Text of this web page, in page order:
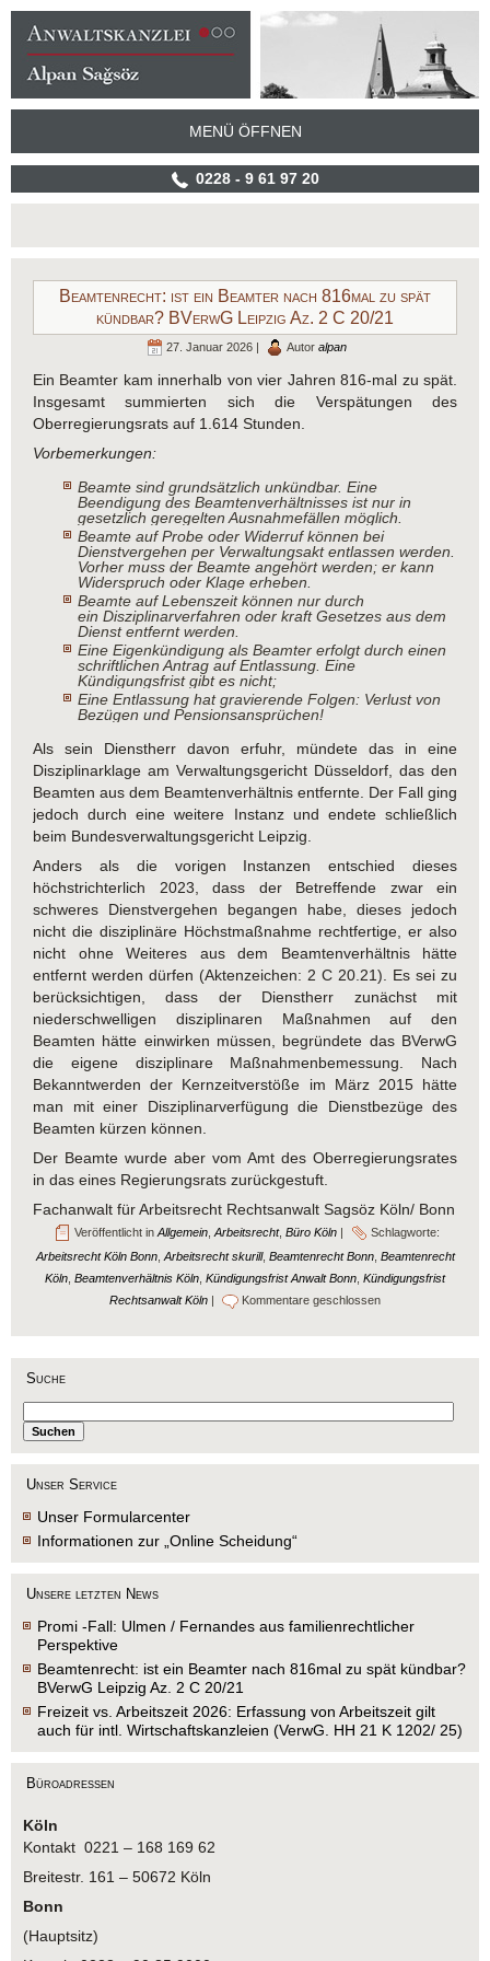
MENÜ ÖFFNEN
0228 - 9 61 97 20
Suche
Unser Service
Unser Formularcenter
Informationen zur „Online Scheidung“
Unsere letzten News
Promi -Fall: Ulmen / Fernandes aus familienrechtlicher
Perspektive
Beamtenrecht: ist ein Beamter nach 816mal zu spät kündbar?
BVerwG Leipzig Az. 2 C 20/21
Freizeit vs. Arbeitszeit 2026: Erfassung von Arbeitszeit gilt
auch für intl. Wirtschaftskanzleien (VerwG. HH 21 K 1202/ 25)
Büroadressen
Köln
Kontakt 0221 – 168 169 62
Breitestr. 161 – 50672 Köln
Bonn
(Hauptsitz)
Beamtenrecht: ist ein Beamter nach 816mal zu spät
kündbar? BVerwG Leipzig Az. 2 C 20/21
27. Januar 2026 | Autor alpan
Ein Beamter kam innerhalb von vier Jahren 816-mal zu spät.
Insgesamt summierten sich die Verspätungen des
Oberregierungsrats auf 1.614 Stunden.
Vorbemerkungen:
Beamte sind grundsätzlich unkündbar. Eine
Beendigung des Beamtenverhältnisses ist nur in
gesetzlich geregelten Ausnahmefällen möglich.
Beamte auf Probe oder Widerruf können bei
Dienstvergehen per Verwaltungsakt entlassen werden.
Vorher muss der Beamte angehört werden; er kann
Widerspruch oder Klage erheben.
Beamte auf Lebenszeit können nur durch
ein Disziplinarverfahren oder kraft Gesetzes aus dem
Dienst entfernt werden.
Eine Eigenkündigung als Beamter erfolgt durch einen
schriftlichen Antrag auf Entlassung. Eine
Kündigungsfrist gibt es nicht;
Eine Entlassung hat gravierende Folgen: Verlust von
Bezügen und Pensionsansprüchen!
Als sein Dienstherr davon erfuhr, mündete das in eine
Disziplinarklage am Verwaltungsgericht Düsseldorf, das den
Beamten aus dem Beamtenverhältnis entfernte. Der Fall ging
jedoch durch eine weitere Instanz und endete schließlich
beim Bundesverwaltungsgericht Leipzig.
Anders als die vorigen Instanzen entschied dieses
höchstrichterlich 2023, dass der Betreffende zwar ein
schweres Dienstvergehen begangen habe, dieses jedoch
nicht die disziplinäre Höchstmaßnahme rechtfertige, er also
nicht ohne Weiteres aus dem Beamtenverhältnis hätte
entfernt werden dürfen (Aktenzeichen: 2 C 20.21). Es sei zu
berücksichtigen, dass der Dienstherr zunächst mit
niederschwelligen disziplinaren Maßnahmen auf den
Beamten hätte einwirken müssen, begründete das BVerwG
die eigene disziplinare Maßnahmenbemessung. Nach
Bekanntwerden der Kernzeitverstöße im März 2015 hätte
man mit einer Disziplinarverfügung die Dienstbezüge des
Beamten kürzen können.
Der Beamte wurde aber vom Amt des Oberregierungsrates
in das eines Regierungsrats zurückgestuft.
Fachanwalt für Arbeitsrecht Rechtsanwalt Sagsöz Köln/ Bonn
Veröffentlicht in Allgemein Arbeitsrecht, Büro Köln |
Schlagworte:
Arbeitsrecht Köln Bonn, Arbeitsrecht skurill, Beamtenrecht Bonn, Beamtenrecht
Köln Beamtenverhältnis Köln Kündigungsfrist Anwalt Bonn Kündigungsfrist
Rechtsanwalt Köln | Kommentare geschlossen